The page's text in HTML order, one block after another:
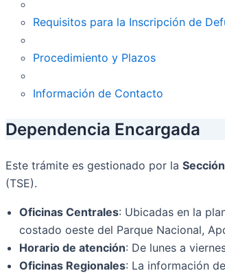
Requisitos para la Inscripción de
Procedimiento y Plazos
Información de Contacto
Dependencia Encargada
Este trámite es gestionado por la
(TSE).
Oficinas Centrales: Ubicadas en la
costado oeste del Parque Nacional,
Horario de atención: De lunes a
Oficinas Regionales: La información